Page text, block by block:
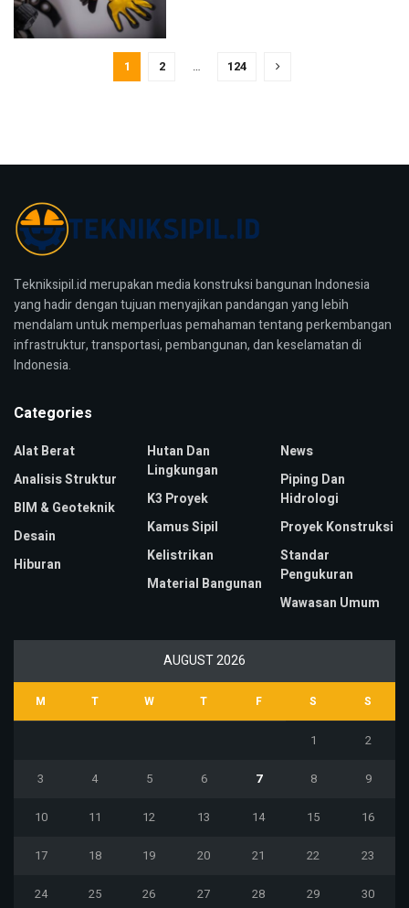
1 2 … 124
Tekniksipil.id merupakan media konstruksi bangunan Indonesia
yang hadir dengan tujuan menyajikan pandangan yang lebih
mendalam untuk memperluas pemahaman tentang perkembangan
infrastruktur, transportasi, pembangunan, dan keselamatan di
Indonesia.
Categories
Alat Berat
Analisis Struktur
BIM & Geoteknik
Desain
Hiburan
Hutan Dan
Lingkungan
K3 Proyek
Kamus Sipil
Kelistrikan
Material Bangunan
News
Piping Dan
Hidrologi
Proyek Konstruksi
Standar
Pengukuran
Wawasan Umum
AUGUST 2026
M T W T F S S
1 2
3 4 5 6 7 8 9
10 11 12 13 14 15 16
17 18 19 20 21 22 23
24 25 26 27 28 29 30